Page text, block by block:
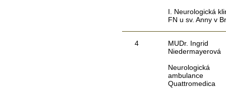
I. Neurologická
FN u sv. Anny v
4
MUDr. Ingrid
Niedermayerová
Neurologická
ambulance
Quattromedica